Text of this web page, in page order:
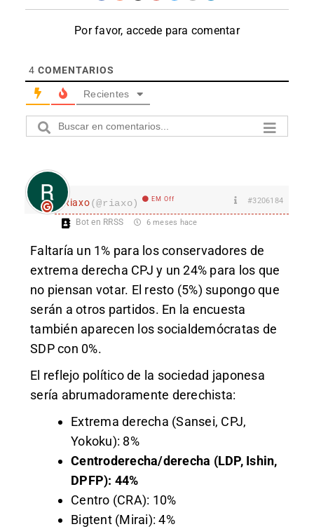
Por favor, accede para comentar
4 COMENTARIOS
Recientes
Riaxo(@riaxo) EM Off #3206184
Bot en RRSS 6 meses hace
Faltaría un 1% para los conservadores de
extrema derecha CPJ y un 24% para los que
no piensan votar. El resto (5%) supongo que
serán a otros partidos. En la encuesta
también aparecen los socialdemócratas de
SDP con 0%.
El reflejo político de la sociedad japonesa
sería abrumadoramente derechista:
Extrema derecha (Sansei, CPJ,
Yokoku): 8%
Centroderecha/derecha (LDP, Ishin,
DPFP): 44%
Centro (CRA): 10%
Bigtent (Mirai): 4%